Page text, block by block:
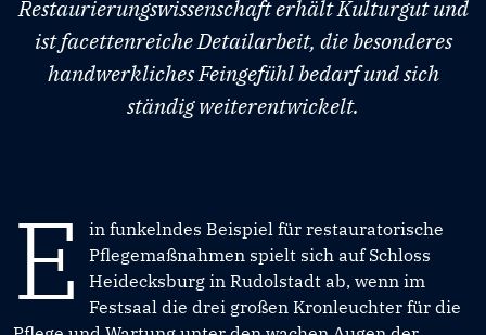
Restaurierungswissenschaft erhält Kulturgut und
ist facettenreiche Detailarbeit, die besonderes
handwerkliches Feingefühl bedarf und sich
ständig weiterentwickelt.
E
in funkelndes Beispiel für restauratorische
Pflegemaßnahmen spielt sich auf Schloss
Heidecksburg in Rudolstadt ab, wenn im
Festsaal die drei großen Kronleuchter für die